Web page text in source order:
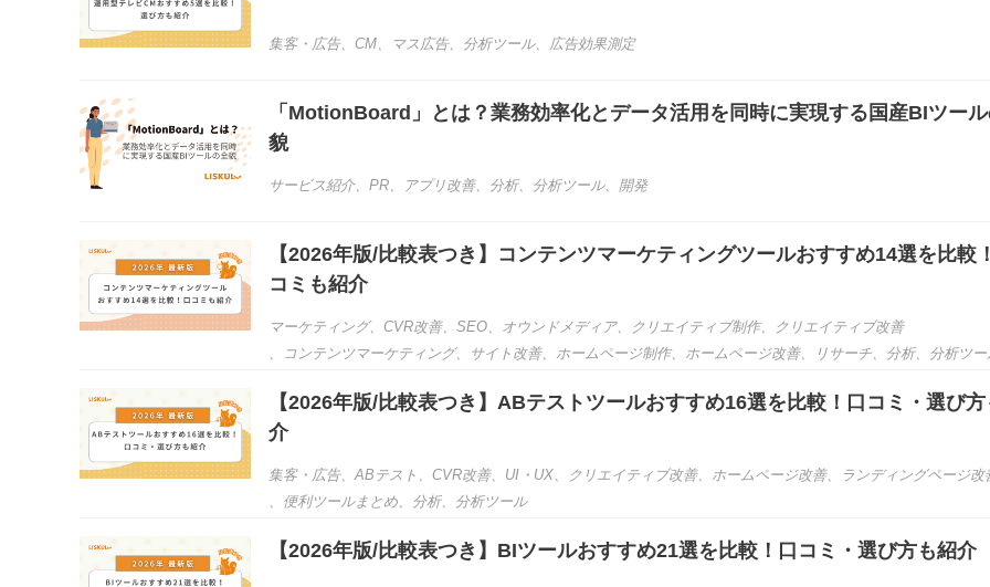
集客・広告、 CM、 マス広告、 分析ツール、 広告効果測定
「MotionBoard」とは？業務効率化とデータ活用を同時に実現する国産BIツー
貌
サービス紹介、 PR、 アプリ改善、 分析、 分析ツール、 開発
【2026年版/比較表つき】コンテンツマーケティングツールおすすめ14選を比較
コミも紹介
マーケティング、 CVR改善、 SEO、 オウンドメディア、 クリエイティブ制作、
クリエイティブ改善
、
コンテンツマーケティング、 サイト改善、 ホームページ制作、 ホームページ改善、 リサーチ、 分析、 分析ツー
【2026年版/比較表つき】ABテストツールおすすめ16選を比較！口コミ・選び
介
集客・広告、ABテスト 、 CVR改善、 UI・UX、 クリエイティブ改善、 ホームページ改善、
ランディングページ改
、 便利ツールまとめ、 分析、 分析ツール
【2026年版/比較表つき】BIツールおすすめ21選を比較！口コミ・選び方も紹介